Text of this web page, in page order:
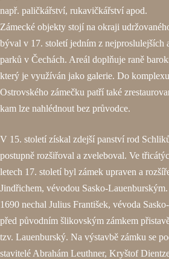
např. paličkářství, rukavičkářství apod.
Zámecké objekty stojí na okraji
býval v 17. století jedním z nejproslulejších
parků v Čechách. Areál doplňuje raně
který je využíván jako galerie. Do
Ostrovského zámečku patří také
kam lze nahlédnout bez průvodce.
V 15. století získal zdejší panství rod
postupně rozšiřoval a zveleboval. Ve
letech 17. století byl zámek upraven a
Jindřichem, vévodou Sasko-
1690 nechal Julius František, vévoda
před původním šlikovským zámkem
tzv. Lauenburský. Na výstavbě zámku se
stavitelé Abrahám Leuthner, Kryštof